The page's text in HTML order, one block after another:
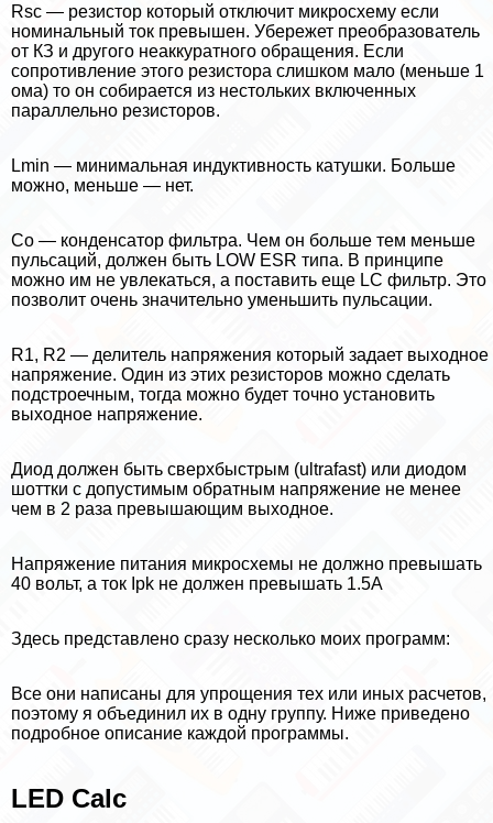
Rsc — резистор который отключит микросхему если
номинальный ток превышен. Убережет преобразователь
от КЗ и другого неаккуратного обращения. Если
сопротивление этого резистора слишком мало (меньше 1
ома) то он собирается из нестольких включенных
параллельно резисторов.
Lmin — минимальная индуктивность катушки. Больше
можно, меньше — нет.
Co — конденсатор фильтра. Чем он больше тем меньше
пульсаций, должен быть LOW ESR типа. В принципе
можно им не увлекаться, а поставить еще LC фильтр. Это
позволит очень значительно уменьшить пульсации.
R1, R2 — делитель напряжения который задает выходное
напряжение. Один из этих резисторов можно сделать
подстроечным, тогда можно будет точно установить
выходное напряжение.
Диод должен быть сверхбыстрым (ultrafast) или диодом
шоттки с допустимым обратным напряжение не менее
чем в 2 раза превышающим выходное.
Напряжение питания микросхемы не должно превышать
40 вольт, а ток Ipk не должен превышать 1.5А
Здесь представлено сразу несколько моих программ:
Все они написаны для упрощения тех или иных расчетов,
поэтому я объединил их в одну группу. Ниже приведено
подробное описание каждой программы.
LED Calc